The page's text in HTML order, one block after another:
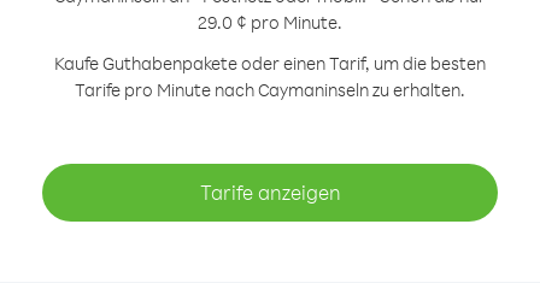
29.0 ¢ pro Minute.
Kaufe Guthabenpakete oder einen Tarif, um die besten
Tarife pro Minute nach Caymaninseln zu erhalten.
Tarife anzeigen